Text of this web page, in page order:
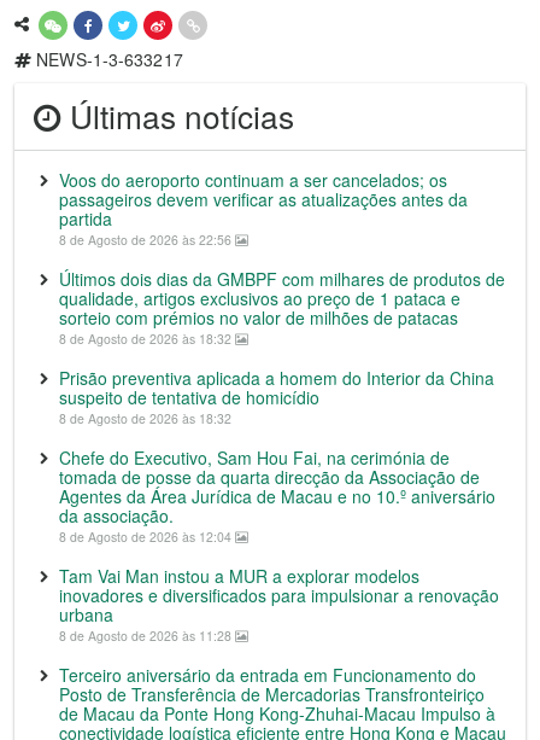
NEWS-1-3-633217
Últimas notícias
Voos do aeroporto continuam a ser cancelados; os
passageiros devem verificar as atualizações antes da
partida
8 de Agosto de 2026 às 22:56
Últimos dois dias da GMBPF com milhares de produtos de
qualidade, artigos exclusivos ao preço de 1 pataca e
sorteio com prémios no valor de milhões de patacas
8 de Agosto de 2026 às 18:32
Prisão preventiva aplicada a homem do Interior da China
suspeito de tentativa de homicídio
8 de Agosto de 2026 às 18:32
Chefe do Executivo, Sam Hou Fai, na cerimónia de
tomada de posse da quarta direcção da Associação de
Agentes da Área Jurídica de Macau e no 10.º aniversário
da associação.
8 de Agosto de 2026 às 12:04
Tam Vai Man instou a MUR a explorar modelos
inovadores e diversificados para impulsionar a renovação
urbana
8 de Agosto de 2026 às 11:28
Terceiro aniversário da entrada em Funcionamento do
Posto de Transferência de Mercadorias Transfronteiriço
de Macau da Ponte Hong Kong-Zhuhai-Macau Impulso à
conectividade logística eficiente entre Hong Kong e Macau